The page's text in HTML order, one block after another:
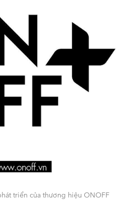
triển của thương hiệu ONOFF